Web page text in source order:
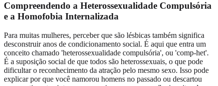
Compreendendo a Heterossexualidade Compulsória
e a Homofobia Internalizada
Para muitas mulheres, perceber que são lésbicas também significa
desconstruir anos de condicionamento social. É aqui que entra um
conceito chamado 'heterossexualidade compulsória', ou 'comp-het'.
É a suposição social de que todos são heterossexuais, o que pode
dificultar o reconhecimento da atração pelo mesmo sexo. Isso pode
explicar por que você namorou homens no passado ou descartou